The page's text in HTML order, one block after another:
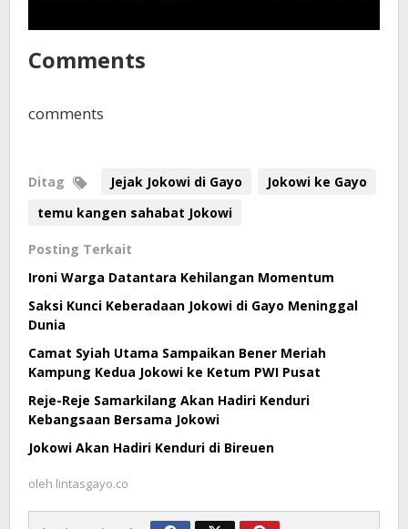
Comments
comments
Ditag Jejak Jokowi di Gayo
Jokowi ke Gayo
temu kangen sahabat Jokowi
Posting Terkait
Ironi Warga Datantara Kehilangan Momentum
Saksi Kunci Keberadaan Jokowi di Gayo Meninggal
Dunia
Camat Syiah Utama Sampaikan Bener Meriah
Kampung Kedua Jokowi ke Ketum PWI Pusat
Reje-Reje Samarkilang Akan Hadiri Kenduri
Kebangsaan Bersama Jokowi
Jokowi Akan Hadiri Kenduri di Bireuen
oleh lintasgayo.co